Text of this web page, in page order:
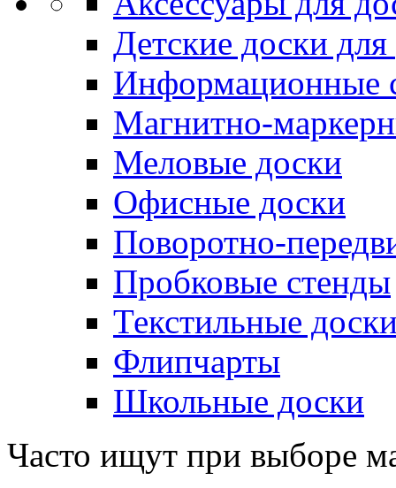
Детские доски
Информационные
Магнитно-
Меловые доски
Офисные доски
Поворотно-
Пробковые стенды
Текстильные
Флипчарты
Школьные доски
Часто ищут при выборе